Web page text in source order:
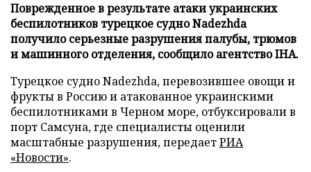
Поврежденное в результате атаки украинских
беспилотников турецкое судно Nadezhda
получило серьезные разрушения палубы, трюмов
и машинного отделения, сообщило агентство IHA.
Турецкое судно Nadezhda, перевозившее овощи и
фрукты в Россию и атакованное украинскими
беспилотниками в Черном море, отбуксировали в
порт Самсуна, где специалисты оценили
масштабные разрушения, передаетРИА
«Новости».